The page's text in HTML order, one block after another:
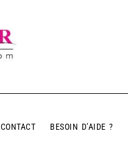
CONTACT BESOIN D’AIDE ?